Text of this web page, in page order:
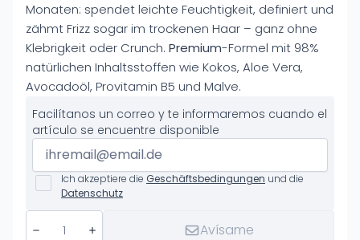
Monaten: spendet leichte Feuchtigkeit, definiert und
zähmt Frizz sogar im trockenen Haar – ganz ohne
Klebrigkeit oder Crunch. Premium-Formel mit 98%
natürlichen Inhaltsstoffen wie Kokos, Aloe Vera,
Avocadoöl, Provitamin B5 und Malve.
Facilítanos un correo y te informaremos cuando el
artículo se encuentre disponible
Ich akzeptiere die Geschäftsbedingungen und die
Datenschutz
Avísame